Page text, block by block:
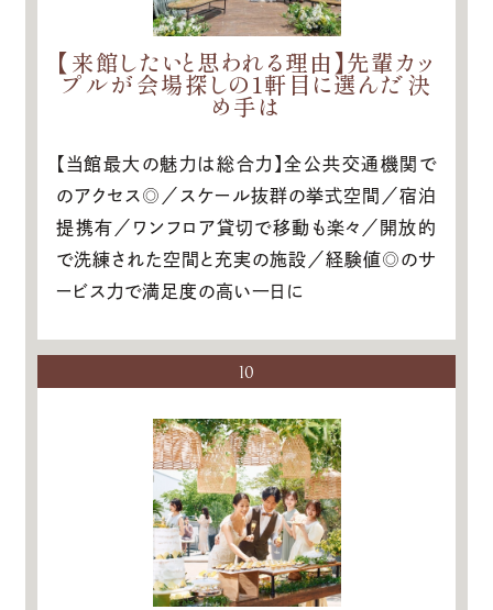
【来館したいと思われる理由】先輩カッ
プルが会場探しの1軒目に選んだ決
め手は
【当館最大の魅力は総合力】全公共交通機関で
のアクセス◎／スケール抜群の挙式空間／宿泊
提携有／ワンフロア貸切で移動も楽々／開放的
で洗練された空間と充実の施設／経験値◎のサ
ービス力で満足度の高い一日に
10